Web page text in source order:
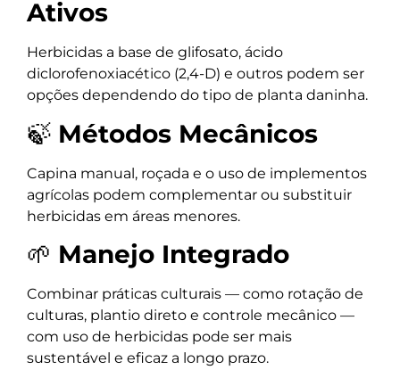
Ativos
Herbicidas a base de glifosato, ácido
diclorofenoxiacético (2,4-D) e outros podem ser
opções dependendo do tipo de planta daninha.
🍃 Métodos Mecânicos
Capina manual, roçada e o uso de implementos
agrícolas podem complementar ou substituir
herbicidas em áreas menores.
🌱 Manejo Integrado
Combinar práticas culturais — como rotação de
culturas, plantio direto e controle mecânico —
com uso de herbicidas pode ser mais
sustentável e eficaz a longo prazo.